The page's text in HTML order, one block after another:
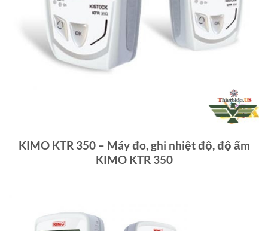
KIMO KTR 350 – Máy đo, ghi nhiệt độ, độ ẩm
KIMO KTR 350